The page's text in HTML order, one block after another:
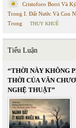
Cristoforo Borri Và
Trong I. Đất Nước Và Con
Trong
THỤY KHUÊ
Tiểu Luận
“THỜI NÀY KHÔNG
THỜI CỦA VĂN
NGHỆ THUẬT”